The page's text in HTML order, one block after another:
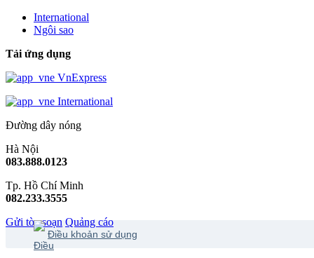
International
Ngôi sao
Tải ứng dụng
VnExpress
International
Đường dây nóng
Hà Nội
083.888.0123
Tp. Hồ Chí Minh
082.233.3555
Gửi tòa soạn Quảng cáo
Điều khoản sử dụng